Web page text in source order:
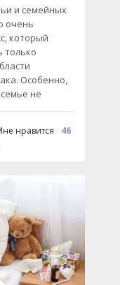
и семейных
очень
который
только
Особенно,
не
нравится
46